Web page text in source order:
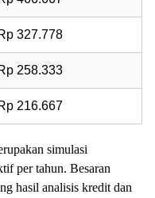
327.778
258.333
216.667
simulasi
per tahun. Besaran
hasil analisis kredit dan